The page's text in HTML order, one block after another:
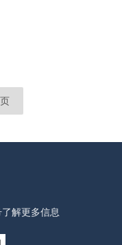
解更多信息